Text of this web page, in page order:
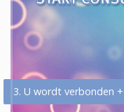
3. U wordt verbonden +